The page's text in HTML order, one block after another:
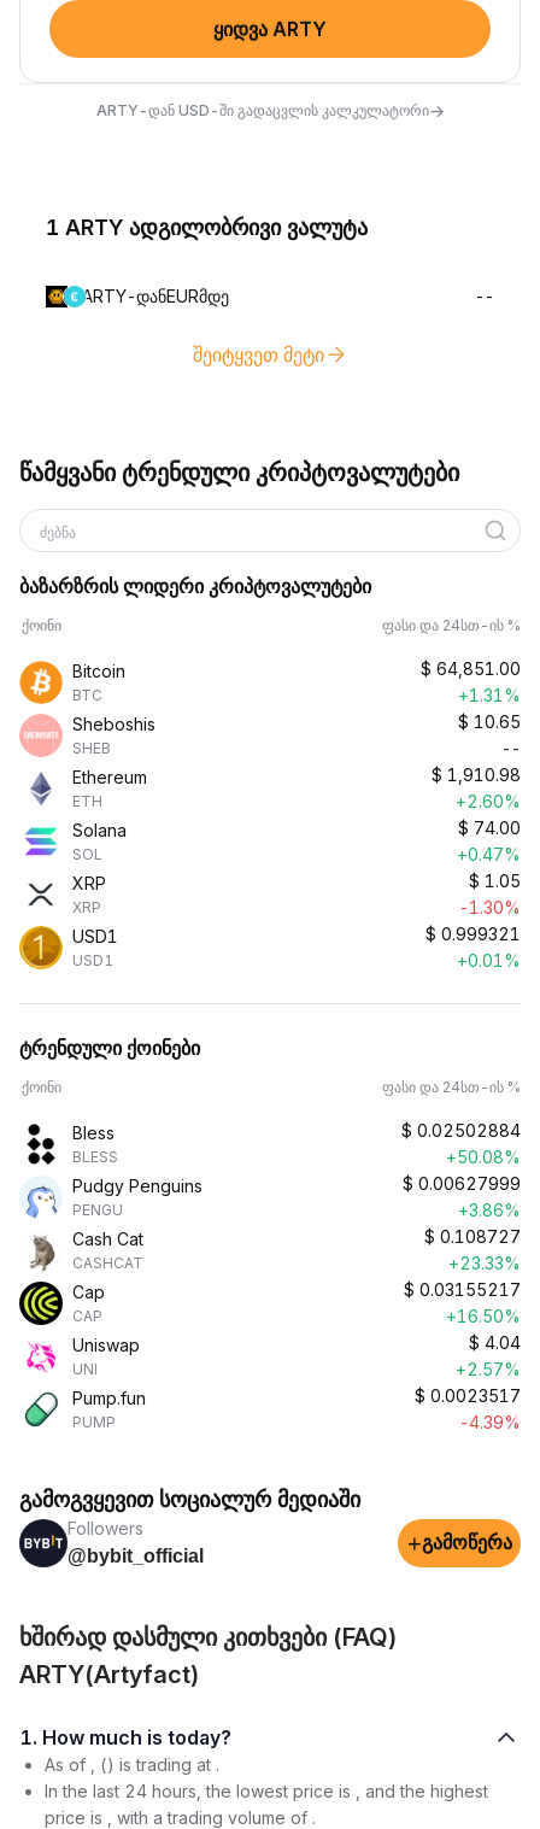
ყიდვა ARTY
ARTY-დან USD-ში გადაცვლის კალკულატორი→
1 ARTY ადგილობრივი ვალუტა
ARTY-დანEURმდე --
შეიტყვეთ მეტი
წამყვანი ტრენდული კრიპტოვალუტები
ძებნა
ბაზარზრის ლიდერი კრიპტოვალუტები
ქოინი ფასი და 24სთ-ის %
Bitcoin
BTC
$ 64,851.00
+1.31%
Sheboshis
SHEB
$ 10.65
--
Ethereum
ETH
$ 1,910.98
+2.60%
Solana
SOL
$ 74.00
+0.47%
XRP
XRP
$ 1.05
-1.30%
USD1
USD1
$ 0.999321
+0.01%
ტრენდული ქოინები
ქოინი ფასი და 24სთ-ის %
Bless
BLESS
$ 0.02502884
+50.08%
Pudgy Penguins
PENGU
$ 0.00627999
+3.86%
Cash Cat
CASHCAT
$ 0.108727
+23.33%
Cap
CAP
$ 0.03155217
+16.50%
Uniswap
UNI
$ 4.04
+2.57%
Pump.fun
PUMP
$ 0.0023517
-4.39%
გამოგვყევით სოციალურ მედიაში
Followers
@bybit_official
+გამოწერა
ხშირად დასმული კითხვები (FAQ)
ARTY(Artyfact)
1. How much is today?
As of , () is trading at .
In the last 24 hours, the lowest price is , and the highest
price is , with a trading volume of .